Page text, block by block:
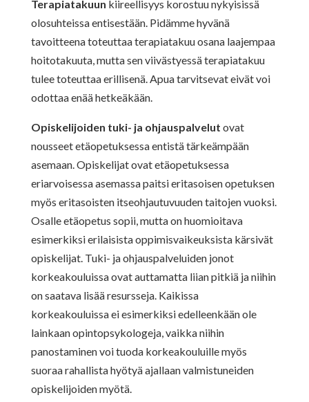
Terapiatakuun kiireellisyys korostuu nykyisissä
olosuhteissa entisestään. Pidämme hyvänä
tavoitteena toteuttaa terapiatakuu osana laajempaa
hoitotakuuta, mutta sen viivästyessä terapiatakuu
tulee toteuttaa erillisenä. Apua tarvitsevat eivät voi
odottaa enää hetkeäkään.
Opiskelijoiden tuki- ja ohjauspalvelut ovat
nousseet etäopetuksessa entistä tärkeämpään
asemaan. Opiskelijat ovat etäopetuksessa
eriarvoisessa asemassa paitsi eritasoisen opetuksen
myös eritasoisten itseohjautuvuuden taitojen vuoksi.
Osalle etäopetus sopii, mutta on huomioitava
esimerkiksi erilaisista oppimisvaikeuksista kärsivät
opiskelijat. Tuki- ja ohjauspalveluiden jonot
korkeakouluissa ovat auttamatta liian pitkiä ja niihin
on saatava lisää resursseja. Kaikissa
korkeakouluissa ei esimerkiksi edelleenkään ole
lainkaan opintopsykologeja, vaikka niihin
panostaminen voi tuoda korkeakouluille myös
suoraa rahallista hyötyä ajallaan valmistuneiden
opiskelijoiden myötä.